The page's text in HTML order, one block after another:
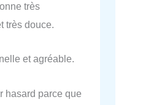
très
très douce.
et agréable.
hasard parce que